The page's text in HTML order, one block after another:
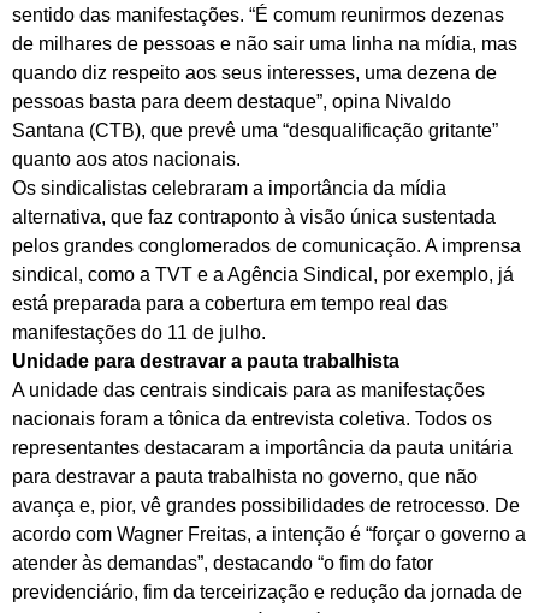
sentido das manifestações. “É comum reunirmos dezenas
de milhares de pessoas e não sair uma linha na mídia, mas
quando diz respeito aos seus interesses, uma dezena de
pessoas basta para deem destaque”, opina Nivaldo
Santana (CTB), que prevê uma “desqualificação gritante”
quanto aos atos nacionais.
Os sindicalistas celebraram a importância da mídia
alternativa, que faz contraponto à visão única sustentada
pelos grandes conglomerados de comunicação. A imprensa
sindical, como a TVT e a Agência Sindical, por exemplo, já
está preparada para a cobertura em tempo real das
manifestações do 11 de julho.
Unidade para destravar a pauta trabalhista
A unidade das centrais sindicais para as manifestações
nacionais foram a tônica da entrevista coletiva. Todos os
representantes destacaram a importância da pauta unitária
para destravar a pauta trabalhista no governo, que não
avança e, pior, vê grandes possibilidades de retrocesso. De
acordo com Wagner Freitas, a intenção é “forçar o governo a
atender às demandas”, destacando “o fim do fator
previdenciário, fim da terceirização e redução da jornada de